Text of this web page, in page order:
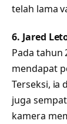
telah lama
6. Jared
Pada tahun
mendapat
Terseksi, ia
juga
kamera